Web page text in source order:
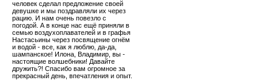
человек сделал предложение своей
девушке и мы поздравляли их через
рацию. И нам очень повезло с
погодой. А в конце нас ещё приняли в
семью воздухоплавателей и в графья
Настасьины через посвящение огнём
и водой - все, как я люблю, да-да,
шампанское! Илона, Владимир, вы -
настоящие волшебники! Давайте
дружить?! Спасибо вам огромное за
прекрасный день, впечатления и опыт.